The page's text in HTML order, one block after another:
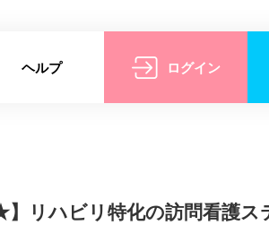
ヘルプ ログイン
リハビリ特化の訪問看護ス